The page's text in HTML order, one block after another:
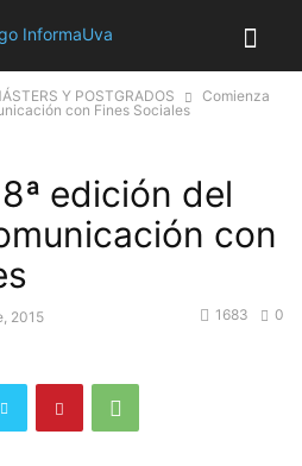
Y POSTGRADOS
Comienza
con Fines Sociales
edición del
con
2015 0
1683